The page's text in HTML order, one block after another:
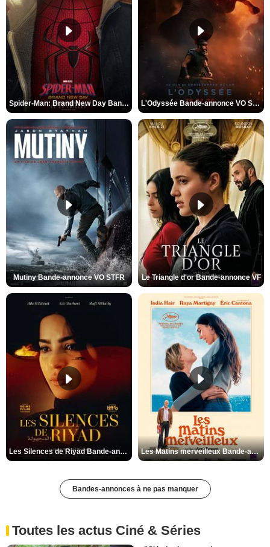
Spider-Man: Brand New Day Bande-annonce VO STFR L'Odyssée Bande-annonce VO STFR
Mutiny Bande-annonce VO STFR Le Triangle d'or Bande-annonce VF
Les Silences de Riyad Bande-annonce VO STFR Les Matins merveilleux Bande-annonce VF
Bandes-annonces à ne pas manquer
Toutes les actus Ciné & Séries